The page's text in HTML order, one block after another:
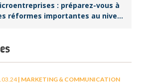
: préparez-vous à
réformes importantes au niveau
| MARKETING & COMMUNICATION